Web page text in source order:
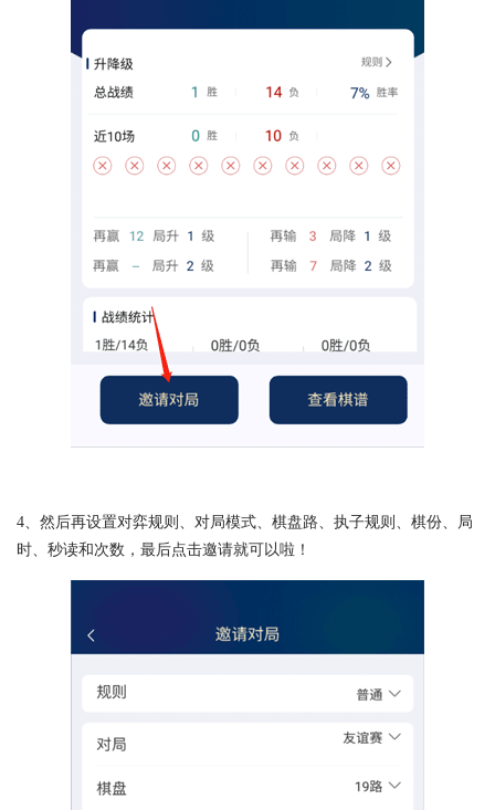
4、然后再设置对弈规则、对局模式、棋盘路、执子规则、棋份、局
时、秒读和次数，最后点击邀请就可以啦！